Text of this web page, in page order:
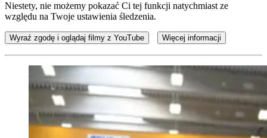
Niestety, nie możemy pokazać Ci tej funkcji natychmiast ze
względu na Twoje ustawienia śledzenia.
Wyraź zgodę i oglądaj filmy z YouTube Więcej informacji